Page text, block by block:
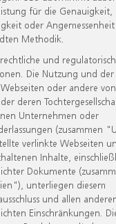
für die Genauigkeit,
oder
Methodik.
und
Die Nutzung und
oder andere
deren
Unternehmen oder
(zusammen
verlinkte Webseiten
Inhalte,
Dokumente
unterliegen diesem
und allen
Einschränkungen.